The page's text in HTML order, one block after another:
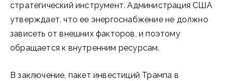
стратегический инструмент. Администрация США
утверждает, что ее энергоснабжение не должно
зависеть от внешних факторов, и поэтому
обращается к внутренним ресурсам.
В заключение, пакет инвестиций Трампа в